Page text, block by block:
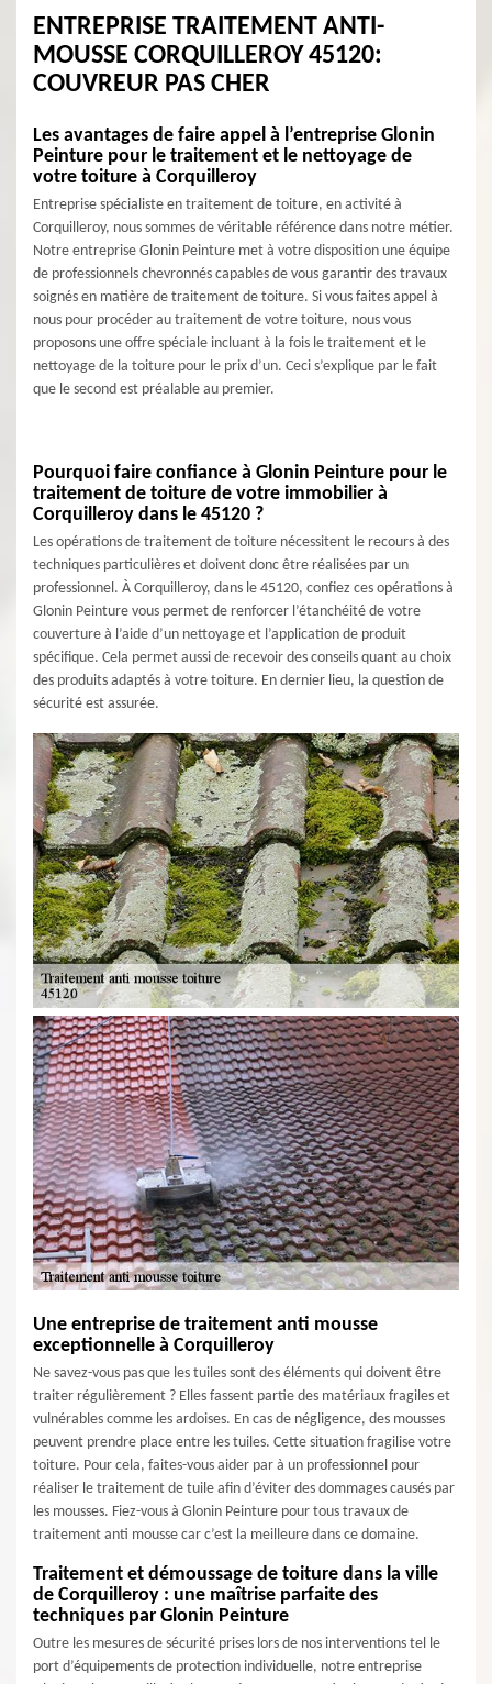
ENTREPRISE TRAITEMENT ANTI-
MOUSSE CORQUILLEROY 45120:
COUVREUR PAS CHER
Les avantages de faire appel à l’entreprise Glonin
Peinture pour le traitement et le nettoyage de
votre toiture à Corquilleroy
Entreprise spécialiste en traitement de toiture, en activité à
Corquilleroy, nous sommes de véritable référence dans notre métier.
Notre entreprise Glonin Peinture met à votre disposition une équipe
de professionnels chevronnés capables de vous garantir des travaux
soignés en matière de traitement de toiture. Si vous faites appel à
nous pour procéder au traitement de votre toiture, nous vous
proposons une offre spéciale incluant à la fois le traitement et le
nettoyage de la toiture pour le prix d’un. Ceci s’explique par le fait
que le second est préalable au premier.
Pourquoi faire confiance à Glonin Peinture pour le
traitement de toiture de votre immobilier à
Corquilleroy dans le 45120 ?
Les opérations de traitement de toiture nécessitent le recours à des
techniques particulières et doivent donc être réalisées par un
professionnel. À Corquilleroy, dans le 45120, confiez ces opérations à
Glonin Peinture vous permet de renforcer l’étanchéité de votre
couverture à l’aide d’un nettoyage et l’application de produit
spécifique. Cela permet aussi de recevoir des conseils quant au choix
des produits adaptés à votre toiture. En dernier lieu, la question de
sécurité est assurée.
Une entreprise de traitement anti mousse
exceptionnelle à Corquilleroy
Ne savez-vous pas que les tuiles sont des éléments qui doivent être
traiter régulièrement ? Elles fassent partie des matériaux fragiles et
vulnérables comme les ardoises. En cas de négligence, des mousses
peuvent prendre place entre les tuiles. Cette situation fragilise votre
toiture. Pour cela, faites-vous aider par à un professionnel pour
réaliser le traitement de tuile afin d’éviter des dommages causés par
les mousses. Fiez-vous à Glonin Peinture pour tous travaux de
traitement anti mousse car c’est la meilleure dans ce domaine.
Traitement et démoussage de toiture dans la ville
de Corquilleroy : une maîtrise parfaite des
techniques par Glonin Peinture
Outre les mesures de sécurité prises lors de nos interventions tel le
port d’équipements de protection individuelle, notre entreprise